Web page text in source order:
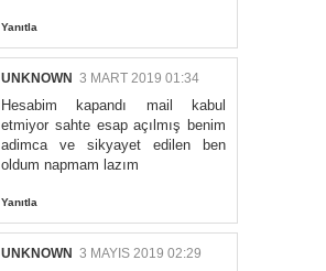
Yanıtla
UNKNOWN 3 MART 2019 01:34
Hesabim kapandı mail kabul
etmiyor sahte esap açılmış benim
adimca ve sikyayet edilen ben
oldum napmam lazım
Yanıtla
UNKNOWN 3 MAYIS 2019 02:29